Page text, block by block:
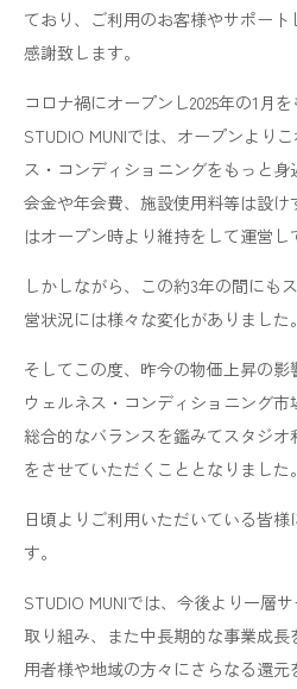
ており、ご利用のお客様やサポー
感謝致します。
コロナ禍にオープンし2025年の1月
STUDIO MUNIでは、オープンより
ス・コンディショニングをもっと
会金や年会費、施設使用料等は設
はオープン時より維持をして運営し
しかしながら、この約3年の間にも
営状況には様々な変化がありました。
そしてこの度、昨今の物価上昇の影
ウェルネス・コンディショニング
総合的なバランスを鑑みてスタジ
をさせていただくこととなりました。
日頃よりご利用いただいている皆
す。
STUDIO MUNIでは、今後より一層
取り組み、また中長期的な事業成
用者様や地域の方々にさらなる還